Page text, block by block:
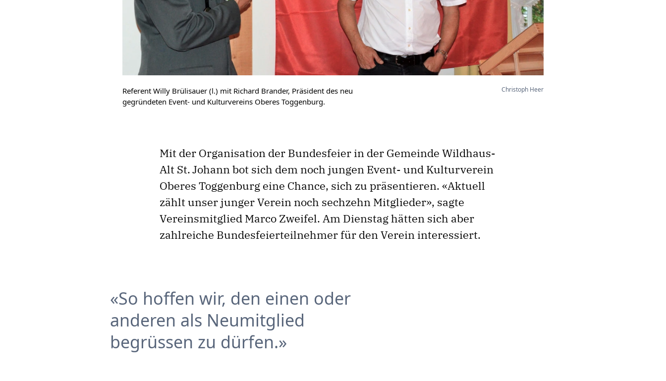
Referent Willy Brülisauer (l.) mit Richard Brander, Präsident des neu
gegründeten Event- und Kulturvereins Oberes Toggenburg.
Christoph Heer
Mit der Organisation der Bundesfeier in der Gemeinde Wildhaus-
Alt St. Johann bot sich dem noch jungen Event- und Kulturverein
Oberes Toggenburg eine Chance, sich zu präsentieren. «Aktuell
zählt unser junger Verein noch sechzehn Mitglieder», sagte
Vereinsmitglied Marco Zweifel. Am Dienstag hätten sich aber
zahlreiche Bundesfeierteilnehmer für den Verein interessiert.
So hoffen wir, den einen oder
anderen als Neumitglied
begrüssen zu dürfen.